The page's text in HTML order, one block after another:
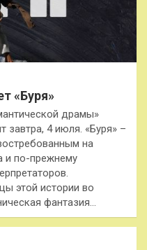
«Буря»
драмы»
завтра, 4 июля. «Буря» –
на
и по-прежнему
этой истории во
фантазия…